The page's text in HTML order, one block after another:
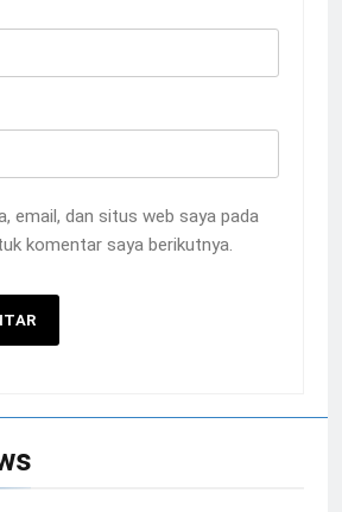
email, dan situs web saya pada
komentar saya berikutnya.